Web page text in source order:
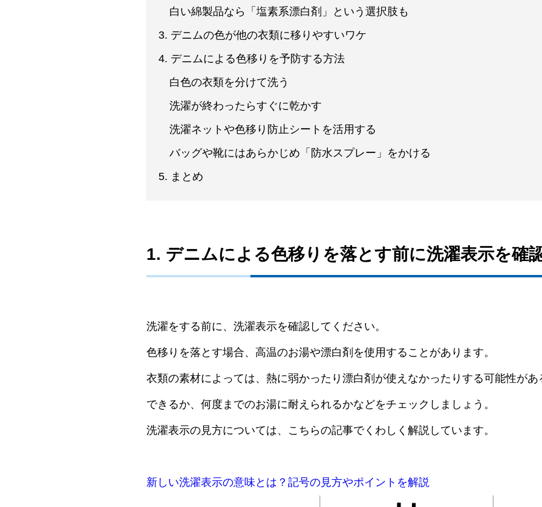
白い綿製品なら「塩素系漂白剤」という選択肢も
3. デニムの色が他の衣類に移りやすいワケ
4. デニムによる色移りを予防する方法
白色の衣類を分けて洗う
洗濯が終わったらすぐに乾かす
洗濯ネットや色移り防止シートを活用する
バッグや靴にはあらかじめ「防水スプレー」をかける
5. まとめ
1. デニムによる色移りを落とす前に洗濯表示を確
洗濯をする前に、洗濯表示を確認してください。
色移りを落とす場合、高温のお湯や漂白剤を使用することがあります。
衣類の素材によっては、熱に弱かったり漂白剤が使えなかったりする可能性が
できるか、何度までのお湯に耐えられるかなどをチェックしましょう。
洗濯表示の見方については、こちらの記事でくわしく解説しています。
新しい洗濯表示の意味とは？記号の見方やポイントを解説